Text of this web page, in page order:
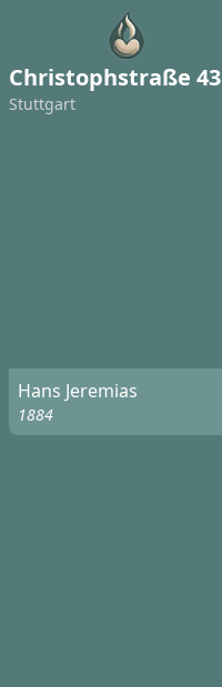
Christophstraße 43
Stuttgart
Hans Jeremias
1884